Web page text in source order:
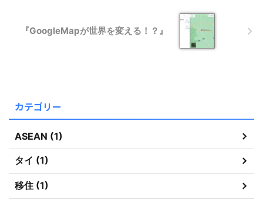
『GoogleMapが世界を変える！？』
カテゴリー
ASEAN (1)
タイ (1)
移住 (1)